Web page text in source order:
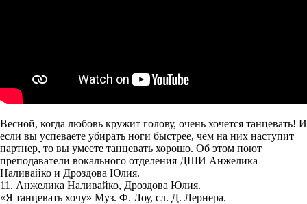
Весной, когда любовь кружит голову, очень хочется танцевать! И
если вы успеваете убирать ноги быстрее, чем на них наступит
партнер, то вы умеете танцевать хорошо. Об этом поют
преподаватели вокального отделения ДШИ Анжелика
Наливайко и Дроздова Юлия.
11. Анжелика Наливайко, Дроздова Юлия.
«Я танцевать хочу» Муз. Ф. Лоу, сл. Д. Лернера.